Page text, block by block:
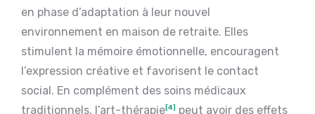
en phase d’adaptation à leur nouvel
environnement en maison de retraite. Elles
stimulent la mémoire émotionnelle, encouragent
l’expression créative et favorisent le contact
social. En complément des soins médicaux
traditionnels, l’art-thérapie[4] peut avoir des effets